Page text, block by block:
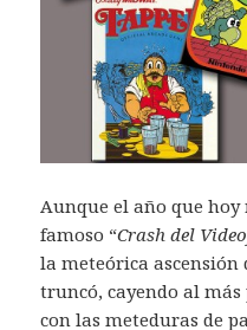
Aunque el año que
famoso “Crash del
la meteórica ascensión
truncó, cayendo al
con las meteduras de